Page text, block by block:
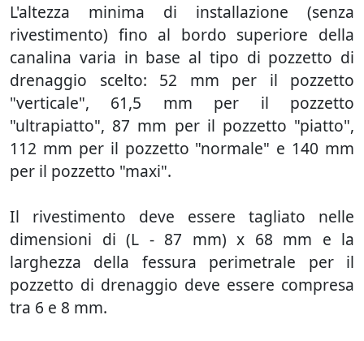
L'altezza minima di installazione (senza
rivestimento) fino al bordo superiore della
canalina varia in base al tipo di pozzetto di
drenaggio scelto: 52 mm per il pozzetto
"verticale", 61,5 mm per il pozzetto
"ultrapiatto", 87 mm per il pozzetto "piatto",
112 mm per il pozzetto "normale" e 140 mm
per il pozzetto "maxi".
Il rivestimento deve essere tagliato nelle
dimensioni di (L - 87 mm) x 68 mm e la
larghezza della fessura perimetrale per il
pozzetto di drenaggio deve essere compresa
tra 6 e 8 mm.